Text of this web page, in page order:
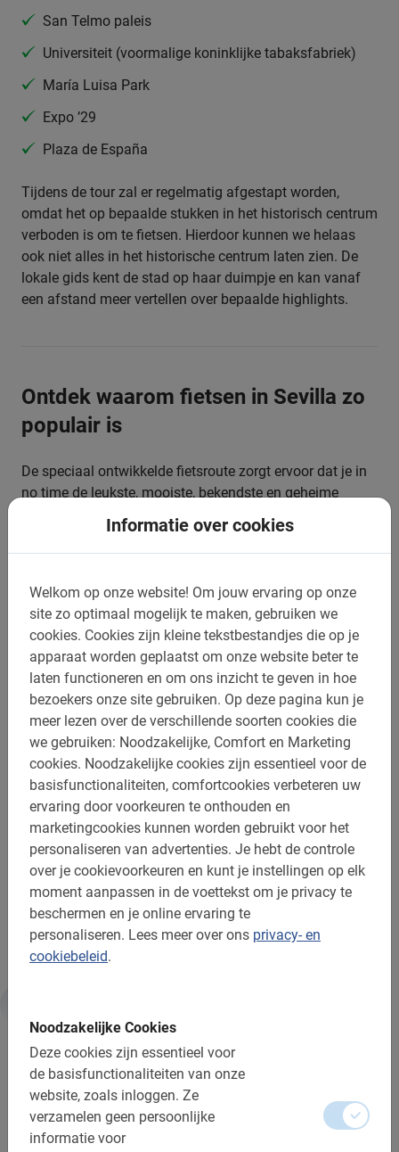
Informatie over cookies
Welkom op onze website! Om jouw ervaring op onze
site zo optimaal mogelijk te maken, gebruiken we
cookies. Cookies zijn kleine tekstbestandjes die op je
apparaat worden geplaatst om onze website beter te
laten functioneren en om ons inzicht te geven in hoe
bezoekers onze site gebruiken. Op deze pagina kun je
meer lezen over de verschillende soorten cookies die
we gebruiken: Noodzakelijke, Comfort en Marketing
cookies. Noodzakelijke cookies zijn essentieel voor de
basisfunctionaliteiten, comfortcookies verbeteren uw
ervaring door voorkeuren te onthouden en
marketingcookies kunnen worden gebruikt voor het
personaliseren van advertenties. Je hebt de controle
over je cookievoorkeuren en kunt je instellingen op elk
moment aanpassen in de voettekst om je privacy te
beschermen en je online ervaring te
personaliseren. Lees meer over ons privacy- en
cookiebeleid.
Noodzakelijke Cookies
Deze cookies zijn essentieel voor
de basisfunctionaliteiten van onze
website, zoals inloggen. Ze
verzamelen geen persoonlijke
informatie voor
San Telmo paleis
Universiteit (voormalige koninklijke tabaksfabriek)
María Luisa Park
Expo ’29
Plaza de España
Tijdens de tour zal er regelmatig afgestapt worden,
omdat het op bepaalde stukken in het historisch centrum
verboden is om te fietsen. Hierdoor kunnen we helaas
ook niet alles in het historische centrum laten zien. De
lokale gids kent de stad op haar duimpje en kan vanaf
een afstand meer vertellen over bepaalde highlights.
Ontdek waarom fietsen in Sevilla zo
populair is
De speciaal ontwikkelde fietsroute zorgt ervoor dat je in
no time de leukste, mooiste, bekendste en geheime
plekjes van de stad zult ontdekken. Is dit je eerste bezoek
aan deze Spaanse stad? Dan is deze Sevilla fietstour de
beste keuze! Met deze fietsexcursie leer je de stad
Nederlandstalige gids. Zo weet je na de tour precies
waar je nog naar toe wilt de rest van je verblijf.
Reserveer jouw rondleiding door
Sevilla makkelijk online
Bespaar tijd, zie meer in no time! Leer de stad fietsend
kennen met een Nederlandse local als gids. Dus waar
wacht je nog op? Reserveer een plekje voor deze
geweldigeSevilla fietstour! Via ons boekingsmenu
maak je eenvoudig een reservering.
Je stedentrip begint pas echt met de Sevilla fietstour!
Informatie
Belangrijk om te weten:
Reserveren is verplicht